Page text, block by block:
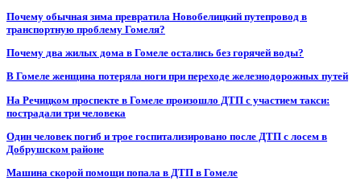
Почему обычная зима превратила Новобелицкий путепровод в
транспортную проблему Гомеля?
Почему два жилых дома в Гомеле остались без горячей воды?
В Гомеле женщина потеряла ноги при переходе железнодорожных путей
На Речицком проспекте в Гомеле произошло ДТП с участием такси:
пострадали три человека
Один человек погиб и трое госпитализировано после ДТП с лосем в
Добрушском районе
Машина скорой помощи попала в ДТП в Гомеле